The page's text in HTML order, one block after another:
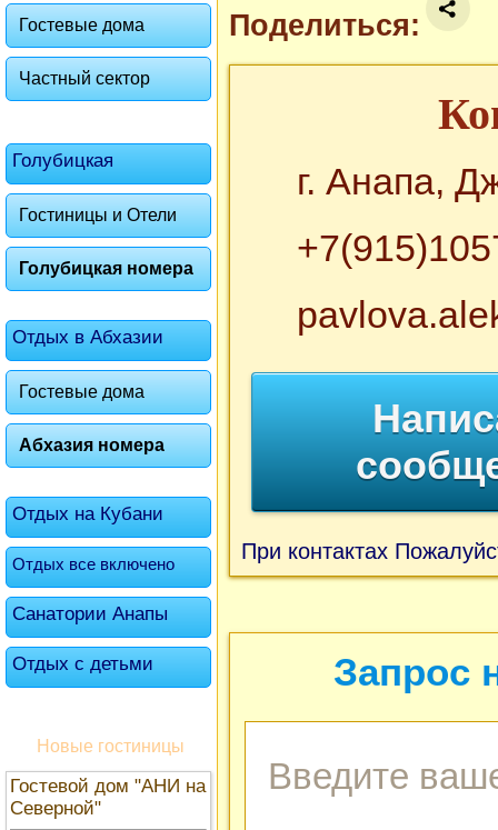
Гостевые дома
Частный сектор
Голубицкая
Гостиницы и Отели
Голубицкая номера
Отдых в Абхазии
Гостевые дома
Абхазия номера
Отдых на Кубани
Отдых все включено
Санатории Анапы
Отдых с детьми
Новые гостиницы
Гостевой дом "АНИ на
Северной"
Поделиться:
г. Анапа,
При контактах
Запрос